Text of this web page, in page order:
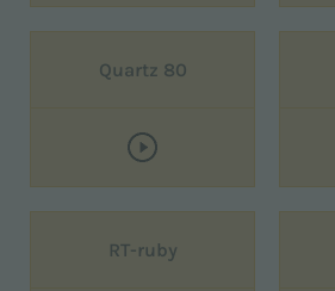
Quartz 80
RT-ruby